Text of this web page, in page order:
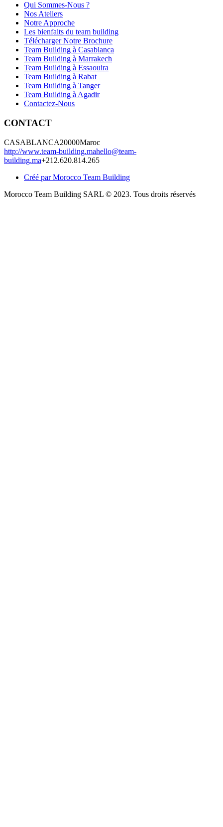
Qui Sommes-Nous ?
Nos Ateliers
Notre Approche
Les bienfaits du team building
Télécharger Notre Brochure
Team Building à Casablanca
Team Building à Marrakech
Team Building à Essaouira
Team Building à Rabat
Team Building à Tanger
Team Building à Agadir
Contactez-Nous
CONTACT
CASABLANCA20000Maroc
http://www.team-building.mahello@team-
building.ma+212.620.814.265
Créé par Morocco Team Building
Morocco Team Building SARL © 2023. Tous droits réservés